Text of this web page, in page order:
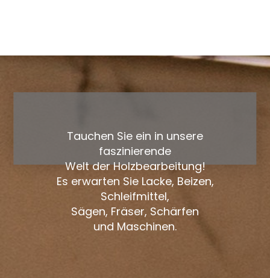
Tauchen Sie ein in unsere
faszinierende
Welt der Holzbearbeitung!
Es erwarten Sie Lacke, Beizen,
Schleifmittel,
Sägen, Fräser, Schärfen
und Maschinen.